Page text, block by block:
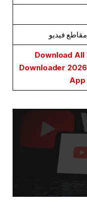
فيديو
Download All
Downloader
App